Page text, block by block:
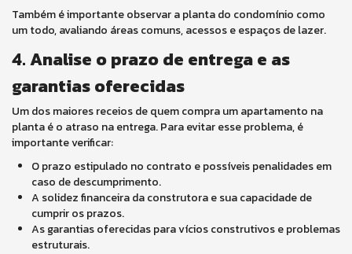
Também é importante observar a planta do condomínio como
um todo, avaliando áreas comuns, acessos e espaços de lazer.
4. Analise o prazo de entrega e as
garantias oferecidas
Um dos maiores receios de quem compra um apartamento na
planta é o atraso na entrega. Para evitar esse problema, é
importante verificar:
O prazo estipulado no contrato e possíveis penalidades em
caso de descumprimento.
A solidez financeira da construtora e sua capacidade de
cumprir os prazos.
As garantias oferecidas para vícios construtivos e problemas
estruturais.